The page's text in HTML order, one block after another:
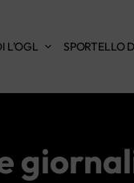
L’OGL SPORTELLO